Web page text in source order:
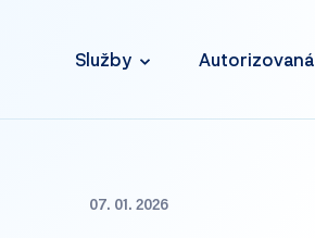
Služby Autorizovaná
07. 01. 2026